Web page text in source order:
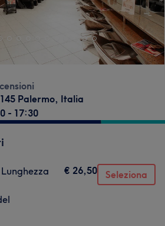
Palermo, Italia
- 17:30
€ 26,50 Seleziona